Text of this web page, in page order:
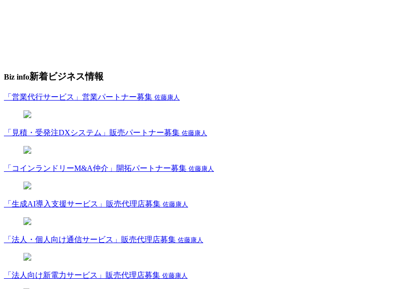
Biz info新着ビジネス情報
「営業代行サービス」営業パートナー募集 佐藤康人
「見積・受発注DXシステム」販売パートナー募集 佐藤康人
「コインランドリーM&A仲介」開拓パートナー募集 佐藤康人
「生成AI導入支援サービス」販売代理店募集 佐藤康人
「法人・個人向け通信サービス」販売代理店募集 佐藤康人
「法人向け新電力サービス」販売代理店募集 佐藤康人